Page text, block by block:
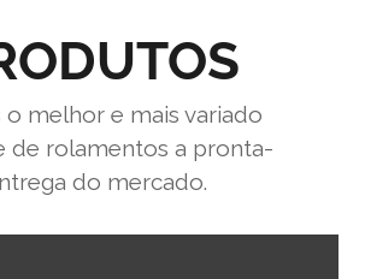
o melhor e mais variado
de rolamentos a pronta-
do mercado.